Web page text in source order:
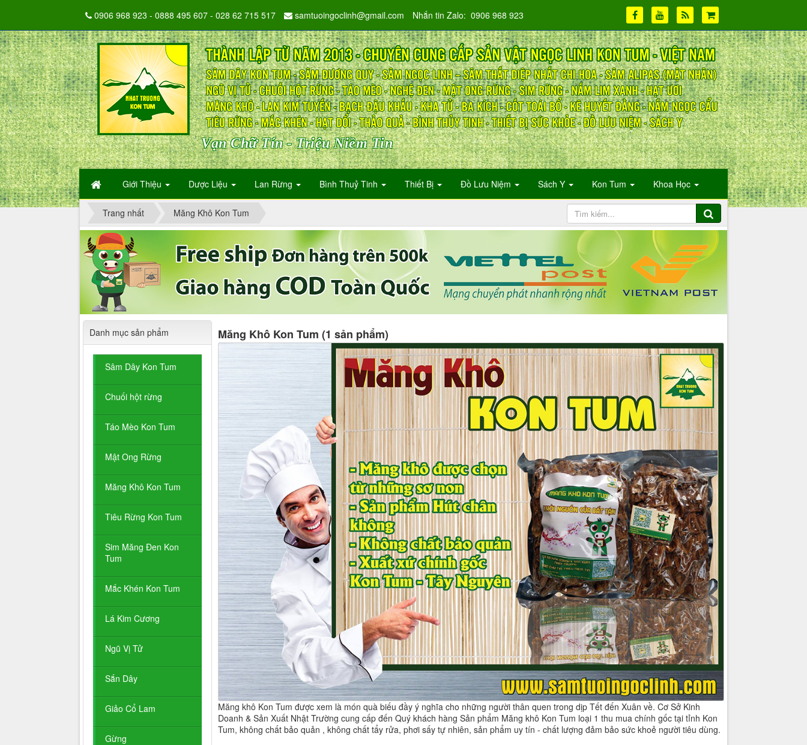
Vạn Chữ Tín - Triệu Niềm Tin
Giới Thiệu Dược Liệu Lan Rừng Bình Thuỷ Tinh Thiết Bị Đồ Lưu Niệm Sách Y Kon Tum Khoa Học
0906 968 923 - 0888 495 607 - 028 62 715 517 samtuoingoclinh@gmail.com Nhắn tin Zalo: 0906 968 923
Trang nhất Măng Khô Kon Tum
Măng Khô Kon Tum (1 sản phẩm)
Măng khô Kon Tum được xem là món quà biếu đầy ý nghĩa cho những người thân quen trong dịp Tết đến Xuân về. Cơ Sở Kinh
Doanh & Sản Xuất Nhật Trường cung cấp đến Quý khách hàng Sản phẩm Măng khô Kon Tum loại 1 thu mua chính gốc tại tỉnh Kon
Tum, không chất bảo quản , không chất tẩy rửa, phơi sấy tự nhiên, sản phẩm uy tín - chất lượng đảm bảo sức khoẻ người tiêu dùng.
Danh mục sản phẩm
Sâm Dây Kon Tum
Chuối hột rừng
Táo Mèo Kon Tum
Mật Ong Rừng
Măng Khô Kon Tum
Tiêu Rừng Kon Tum
Sim Măng Đen Kon
Tum
Mắc Khén Kon Tum
Lá Kim Cương
Ngũ Vị Tử
Sắn Dây
Giảo Cổ Lam
Gừng